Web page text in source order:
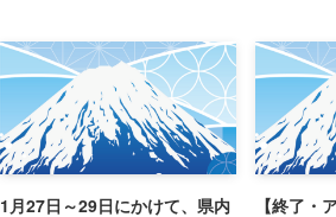
1月27日～29日にかけて、県内
【終了・